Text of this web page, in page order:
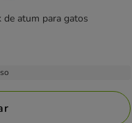
de atum para gatos